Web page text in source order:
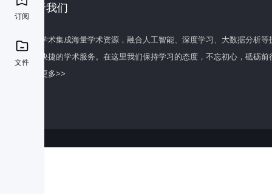
订阅
文件
关于我们
百度学术集成海量学术资源，融合人工智能、深度学习、大数据分析
全面快捷的学术服务。在这里我们保持学习的态度，不忘初心，砥砺前
了解更多>>